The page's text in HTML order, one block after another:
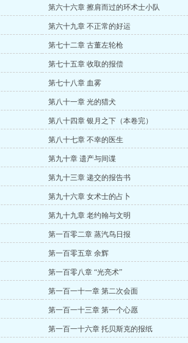
第六十六章 擦肩而过的环术士小队
第六十九章 不正常的好运
第七十二章 古董左轮枪
第七十五章 收取的报偿
第七十八章 血雾
第八十一章 光的猎犬
第八十四章 银月之下（本卷完）
第八十七章 不幸的医生
第九十章 遗产与间谍
第九十三章 递交的报告书
第九十六章 女术士的占卜
第九十九章 老约翰与文明
第一百零二章 蒸汽鸟日报
第一百零五章 余辉
第一百零八章 “光亮术”
第一百一十一章 第二次会面
第一百一十三章 第一个心愿
第一百一十六章 托贝斯克的报纸